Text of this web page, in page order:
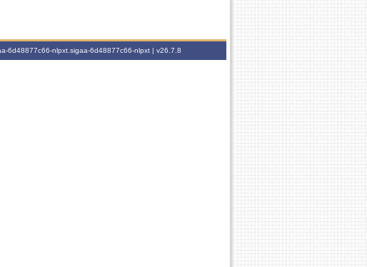
6d48877c66-nlpxt.sigaa-6d48877c66-nlpxt | v26.7.8